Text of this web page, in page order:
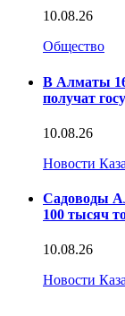
10.08.26
Общество
В Алматы
получат
10.08.26
Новости
Садоводы
100 тысяч
10.08.26
Новости